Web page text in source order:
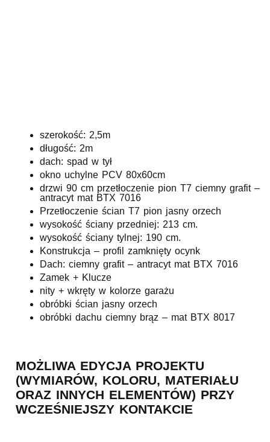
szerokość: 2,5m
długość: 2m
dach: spad w tył
okno uchylne PCV 80x60cm
drzwi 90 cm przetłoczenie pion T7 ciemny grafit –
antracyt mat BTX 7016
Przetłoczenie ścian T7 pion jasny orzech
wysokość ściany przedniej: 213 cm.
wysokość ściany tylnej: 190 cm.
Konstrukcja – profil zamknięty ocynk
Dach: ciemny grafit – antracyt mat BTX 7016
Zamek + Klucze
nity + wkręty w kolorze garażu
obróbki ścian jasny orzech
obróbki dachu ciemny brąz – mat BTX 8017
MOŻLIWA EDYCJA PROJEKTU
(WYMIARÓW, KOLORU, MATERIAŁU
ORAZ INNYCH ELEMENTÓW) PRZY
WCZEŚNIEJSZY KONTAKCIE